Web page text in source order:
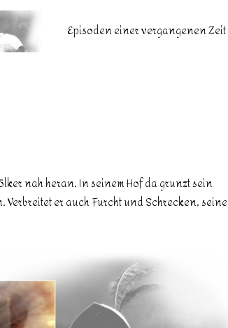
Episoden einer vergangenen Zeit
nah heran. In seinem Hof da grunzt sein
er auch Furcht und Schrecken, seine